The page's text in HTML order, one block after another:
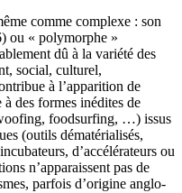
comme complexe : son
ou « polymorphe »
dû à la variété des
social, culturel,
à l’apparition de
des formes inédites de
foodsurfing, …) issus
(outils dématérialisés,
d’accélérateurs ou
n’apparaissent pas de
parfois d’origine anglo-